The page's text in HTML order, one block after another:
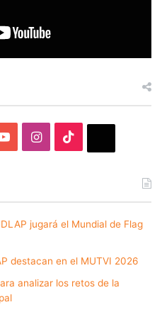
YouTubeInstagram
jugará el Mundial de Flag
destacan en el MUTVI 2026
analizar los retos de la